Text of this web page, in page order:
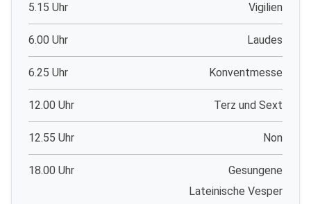
5.15 Uhr Vigilien
6.00 Uhr Laudes
6.25 Uhr Konventmesse
12.00 Uhr Terz und Sext
12.55 Uhr Non
18.00 Uhr
Gesungene
Lateinische Vesper